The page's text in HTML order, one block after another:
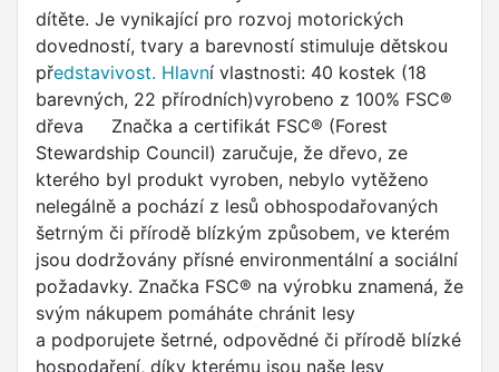
dítěte. Je vynikající pro rozvoj motorických
dovedností, tvary a barevností stimuluje dětskou
představivost. Hlavní vlastnosti: 40 kostek (18
barevných, 22 přírodních)vyrobeno z 100% FSC®
dřeva Značka a certifikát FSC® (Forest
Stewardship Council) zaručuje, že dřevo, ze
kterého byl produkt vyroben, nebylo vytěženo
nelegálně a pochází z lesů obhospodařovaných
šetrným či přírodě blízkým způsobem, ve kterém
jsou dodržovány přísné environmentální a sociální
požadavky. Značka FSC® na výrobku znamená, že
svým nákupem pomáháte chránit lesy
a podporujete šetrné, odpovědné či přírodě blízké
hospodaření, díky kterému jsou naše lesy